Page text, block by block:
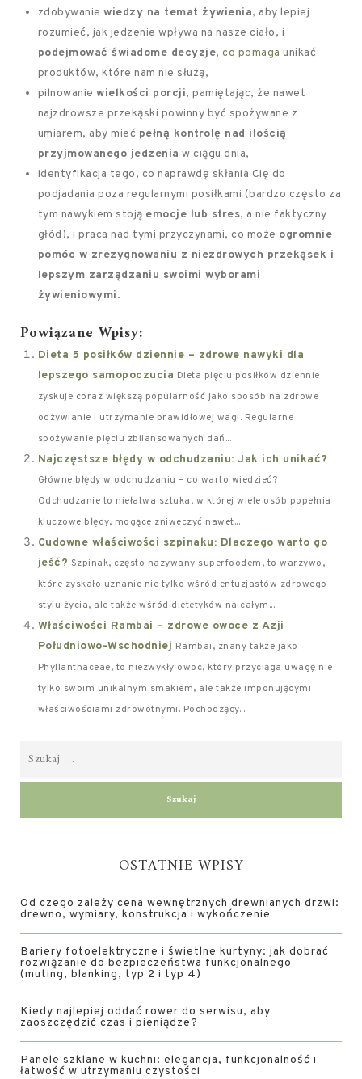
zdobywaniewiedzy na temat żywienia, aby lepiej
rozumieć, jak jedzenie wpływa na nasze ciało, i
podejmować świadome decyzje,co pomaga unikać
produktów, które nam nie służą,
pilnowaniewielkości porcji, pamiętając, że nawet
najzdrowsze przekąski powinny być spożywane z
umiarem, aby mieć pełną kontrolę nad ilością
przyjmowanego jedzenia w ciągu dnia,
identyfikacja tego, co naprawdę skłania Cię do
podjadania poza regularnymi posiłkami (bardzo często za
tym nawykiem stoją emocje lub stres, a nie faktyczny
głód), i praca nad tymi przyczynami, co może ogromnie
pomóc w zrezygnowaniu z niezdrowych przekąsek i
lepszym zarządzaniu swoimi wyborami
żywieniowymi.
Powiązane Wpisy:
Dieta 5 posiłków dziennie – zdrowe nawyki dla
lepszego samopoczucia Dieta pięciu posiłków dziennie
zyskuje coraz większą popularność jako sposób na zdrowe
odżywianie i utrzymanie prawidłowej wagi. Regularne
spożywanie pięciu zbilansowanych dań...
Najczęstsze błędy w odchudzaniu: Jak ich unikać?
Główne błędy w odchudzaniu – co warto wiedzieć?
Odchudzanie to niełatwa sztuka, w której wiele osób popełnia
kluczowe błędy, mogące zniweczyć nawet...
Cudowne właściwości szpinaku: Dlaczego warto go
jeść? Szpinak, często nazywany superfoodem, to warzywo,
które zyskało uznanie nie tylko wśród entuzjastów zdrowego
stylu życia, ale także wśród dietetyków na całym...
Właściwości Rambai – zdrowe owoce z Azji
Południowo-Wschodniej Rambai, znany także jako
Phyllanthaceae, to niezwykły owoc, który przyciąga uwagę nie
tylko swoim unikalnym smakiem, ale także imponującymi
właściwościami zdrowotnymi. Pochodzący...
OSTATNIE WPISY
Od czego zależy cena wewnętrznych drewnianych drzwi:
drewno, wymiary, konstrukcja i wykończenie
Bariery fotoelektryczne i świetlne kurtyny: jak dobrać
rozwiązanie do bezpieczeństwa funkcjonalnego
(muting, blanking, typ 2 i typ 4)
Kiedy najlepiej oddać rower do serwisu, aby
zaoszczędzić czas i pieniądze?
Panele szklane w kuchni: elegancja, funkcjonalność i
łatwość w utrzymaniu czystości